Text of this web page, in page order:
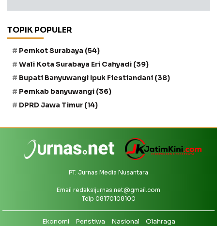
TOPIK POPULER
Pemkot Surabaya (54)
Wali Kota Surabaya Eri Cahyadi (39)
Bupati Banyuwangi Ipuk Fiestiandani (38)
Pemkab banyuwangi (36)
DPRD Jawa Timur (14)
PT. Jurnas Media Nusantara
Email redaksijurnas.net@gmail.com
Telp 08170108100
Ekonomi Peristiwa Nasional
Olahraga